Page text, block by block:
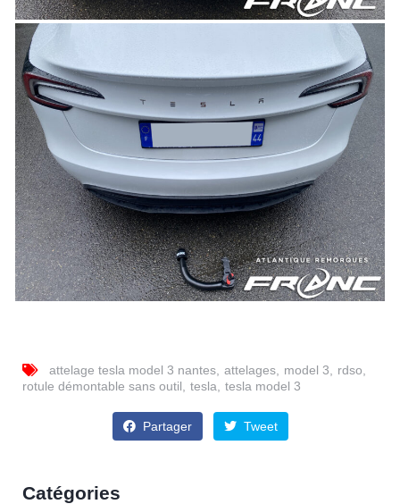
attelage tesla model 3 nantes attelages model 3
rdso
rotule démontable sans outil
tesla tesla model 3
Partager Tweet
Catégories